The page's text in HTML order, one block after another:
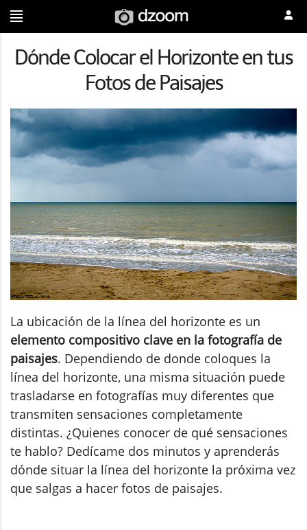
Dónde Colocar el Horizonte en tus
Fotos de Paisajes
La ubicación de la línea del horizonte es un
elemento compositivo clave en la fotografía de
paisajes. Dependiendo de donde coloques la
línea del horizonte, una misma situación puede
trasladarse en fotografías muy diferentes que
transmiten sensaciones completamente
distintas. ¿Quienes conocer de qué sensaciones
te hablo? Dedícame dos minutos y aprenderás
dónde situar la línea del horizonte la próxima vez
que salgas a hacer fotos de paisajes.